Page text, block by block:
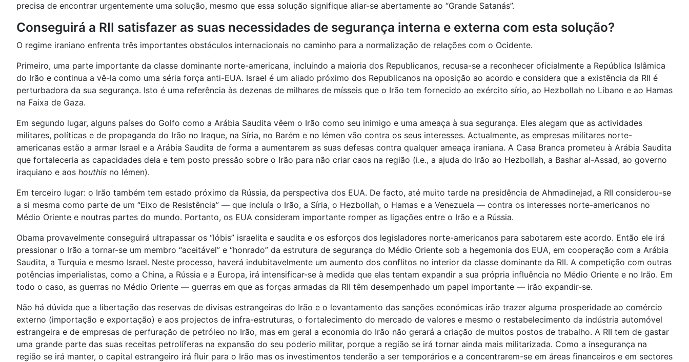
precisa de encontrar urgentemente uma solução, mesmo que essa solução signifique aliar-se abertamente ao “Grande Satanás”.
Conseguirá a RII satisfazer as suas necessidades de segurança interna e externa com esta solução?
O regime iraniano enfrenta três importantes obstáculos internacionais no caminho para a normalização de relações com o Ocidente.
Primeiro, uma parte importante da classe dominante norte-americana, incluindo a maioria dos Republicanos, recusa-se a reconhecer oficialmente a República Islâmica
do Irão e continua a vê-la como uma séria força anti-EUA. Israel é um aliado próximo dos Republicanos na oposição ao acordo e considera que a existência da RII é
perturbadora da sua segurança. Isto é uma referência às dezenas de milhares de mísseis que o Irão tem fornecido ao exército sírio, ao Hezbollah no Líbano e ao Hamas
na Faixa de Gaza.
Em segundo lugar, alguns países do Golfo como a Arábia Saudita vêem o Irão como seu inimigo e uma ameaça à sua segurança. Eles alegam que as actividades
militares, políticas e de propaganda do Irão no Iraque, na Síria, no Barém e no Iémen vão contra os seus interesses. Actualmente, as empresas militares norte-
americanas estão a armar Israel e a Arábia Saudita de forma a aumentarem as suas defesas contra qualquer ameaça iraniana. A Casa Branca prometeu à Arábia Saudita
que fortaleceria as capacidades dela e tem posto pressão sobre o Irão para não criar caos na região (i.e., a ajuda do Irão ao Hezbollah, a Bashar al-Assad, ao governo
iraquiano e aos houthis no Iémen).
Em terceiro lugar: o Irão também tem estado próximo da Rússia, da perspectiva dos EUA. De facto, até muito tarde na presidência de Ahmadinejad, a RII considerou-se
a si mesma como parte de um “Eixo de Resistência” — que incluía o Irão, a Síria, o Hezbollah, o Hamas e a Venezuela — contra os interesses norte-americanos no
Médio Oriente e noutras partes do mundo. Portanto, os EUA consideram importante romper as ligações entre o Irão e a Rússia.
Obama provavelmente conseguirá ultrapassar os “lóbis” israelita e saudita e os esforços dos legisladores norte-americanos para sabotarem este acordo. Então ele irá
pressionar o Irão a tornar-se um membro “aceitável” e “honrado” da estrutura de segurança do Médio Oriente sob a hegemonia dos EUA, em cooperação com a Arábia
Saudita, a Turquia e mesmo Israel. Neste processo, haverá indubitavelmente um aumento dos conflitos no interior da classe dominante da RII. A competição com outras
potências imperialistas, como a China, a Rússia e a Europa, irá intensificar-se à medida que elas tentam expandir a sua própria influência no Médio Oriente e no Irão. Em
todo o caso, as guerras no Médio Oriente — guerras em que as forças armadas da RII têm desempenhado um papel importante — irão expandir-se.
Não há dúvida que a libertação das reservas de divisas estrangeiras do Irão e o levantamento das sanções económicas irão trazer alguma prosperidade ao comércio
externo (importação e exportação) e aos projectos de infra-estruturas, o fortalecimento do mercado de valores e mesmo o restabelecimento da indústria automóvel
estrangeira e de empresas de perfuração de petróleo no Irão, mas em geral a economia do Irão não gerará a criação de muitos postos de trabalho. A RII tem de gastar
uma grande parte das suas receitas petrolíferas na expansão do seu poderio militar, porque a região se irá tornar ainda mais militarizada. Como a insegurança na
região se irá manter, o capital estrangeiro irá fluir para o Irão mas os investimentos tenderão a ser temporários e a concentrarem-se em áreas financeiros e em sectores